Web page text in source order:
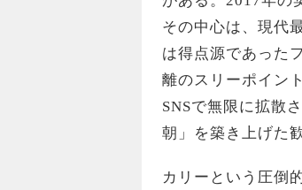
その中心は、現代
は得点源であった
離のスリーポイン
SNSで無限に拡散
朝」を築き上げた
カリーという圧倒